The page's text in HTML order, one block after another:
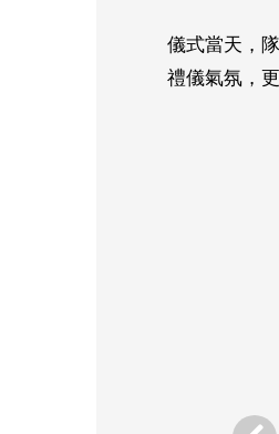
儀式當天，
禮儀氣氛，